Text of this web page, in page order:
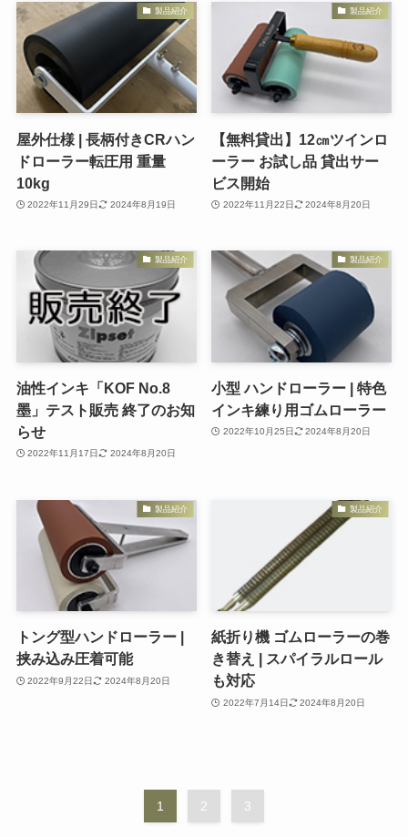
製品紹介
屋外仕様 | 長柄付きCRハン
ドローラー転圧用 重量
10kg
2022年11月29日 2024年8月19日
製品紹介
【無料貸出】12㎝ツインロ
ーラー お試し品 貸出サー
ビス開始
2022年11月22日 2024年8月20日
製品紹介
油性インキ「KOF No.8
墨」テスト販売 終了のお知
らせ
2022年11月17日 2024年8月20日
製品紹介
小型 ハンドローラー | 特色
インキ練り用ゴムローラー
2022年10月25日 2024年8月20日
製品紹介
トング型ハンドローラー |
挟み込み圧着可能
2022年9月22日 2024年8月20日
製品紹介
紙折り機 ゴムローラーの巻
き替え | スパイラルロール
も対応
2022年7月14日 2024年8月20日
1 2 3